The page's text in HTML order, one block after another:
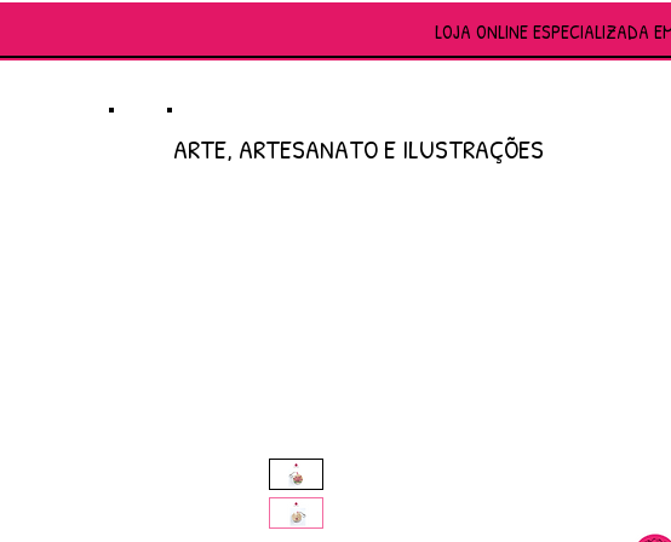
LOJA ONLINE ESPECIALIZADA
ARTE, ARTESANATO E ILUSTRAÇÕES